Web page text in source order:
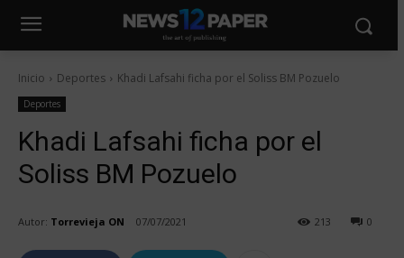
Inicio Deportes Khadi Lafsahi ficha por el Soliss BM Pozuelo
Deportes
Khadi Lafsahi ficha por el
Soliss BM Pozuelo
Autor: Torrevieja ON 07/07/2021 0
213